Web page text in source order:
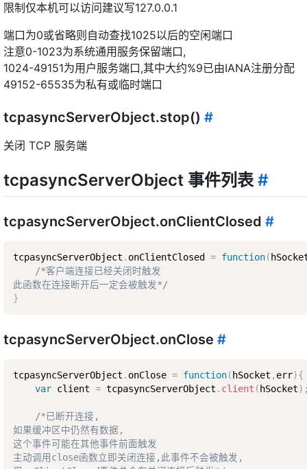
限制仅本机可以访问建议写127.0.0.1
端口为0或省略则自动查找1025以后的空闲端口
注意0-1023为系统通用服务保留端口,
1024-49151为用户服务端口,其中大约%9已由IANA注册分配
49152-65535为私有或临时端口
tcpasyncServerObject.stop() #
关闭 TCP 服务端
tcpasyncServerObject 事件列表#
tcpasyncServerObject.onClientClosed #
tcpasyncServerObject . onClientClosed = function(
/*客户端连接已经关闭时触发
此函数在连接断开后一定会被触发*/
}
tcpasyncServerObject.onClose #
tcpasyncServerObject . onClose = function( hSocket , err){
var client = tcpasyncServerObject . client ( hSocket)
/*已断开连接,
如果缓冲区中仍然有数据,
这个事件可能在其他事件前面触发
主动调用close函数立即关闭连接,此事件不会被触发,